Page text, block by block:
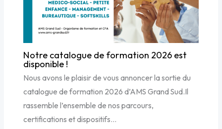
Notre catalogue de formation 2026 est
disponible !
Nous avons le plaisir de vous annoncer la sortie du
catalogue de formation 2026 d’AMS Grand Sud.Il
rassemble l’ensemble de nos parcours,
certifications et dispositifs…